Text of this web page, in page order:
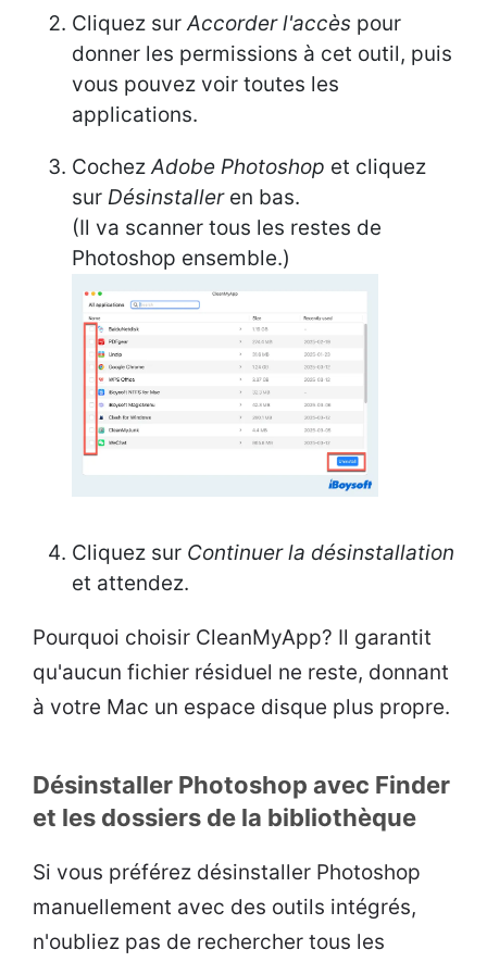
Cliquez surAccorder l'accès pour
donner les permissions à cet outil, puis
vous pouvez voir toutes les
applications.
CochezAdobe Photoshop et cliquez
sur Désinstalleren bas.
(Il va scanner tous les restes de
Photoshop ensemble.)
Cliquez sur Continuer la désinstallation
et attendez.
Pourquoi choisir CleanMyApp? Il garantit
qu'aucun fichier résiduel ne reste, donnant
à votre Mac un espace disque plus propre.
Désinstaller Photoshop avec Finder
et les dossiers de la bibliothèque
Si vous préférez désinstaller Photoshop
manuellement avec des outils intégrés,
n'oubliez pas de rechercher tous les